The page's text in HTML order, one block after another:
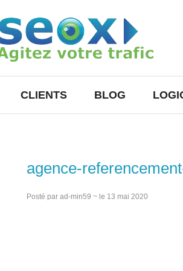
CLIENTS BLOG
agence-
Posté par ad-min59 ~ le 13 mai 2020